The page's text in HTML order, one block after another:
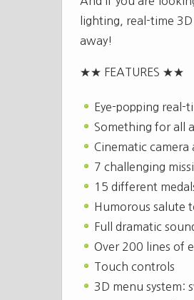
lighting, real-time
away!
★★ FEATURES ★★
Eye-popping real-
Something for all
Cinematic camera
7 challenging
15 different
Humorous salute
Full dramatic
Over 200 lines of
Touch controls
3D menu system: